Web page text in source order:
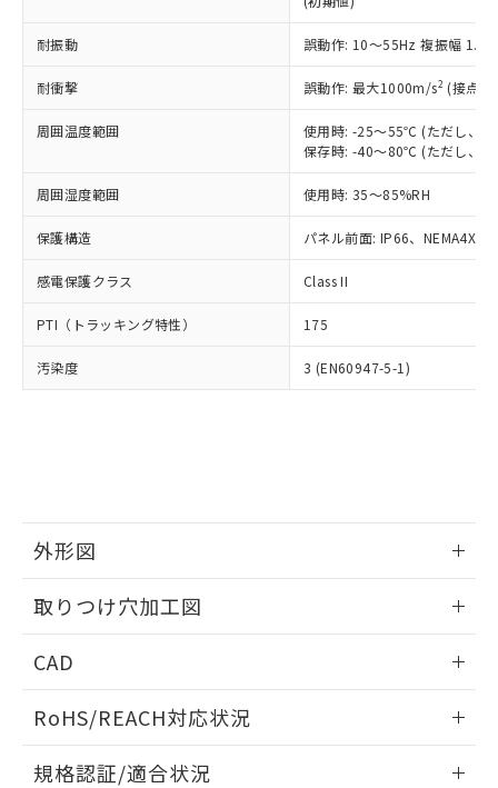
耐振動 誤動作: 10～55Hz 複振幅
耐衝撃 誤動作: 最大1000m/s2 (接点
周囲温度範囲
使用時: -25～55℃ (ただし、氷
保存時: -40～80℃ (ただし、氷
周囲湿度範囲 使用時: 35～85%RH
保護構造 パネル前面: IP66、NEMA4X,
感電保護クラス Class II
PTI（トラッキング特性） 175
汚染度 3 (EN60947-5-1)
外形図
取りつけ穴加工図
CAD
ドすることができます。
RoHS/REACH対応状況
規格認証/適合状況
正式な納期状況および標準価格はお客
様のお取引先、またはお客様担当のオ
オムロン制御機器販売店や当社販売拠
販売ネットワーク
」をご確認
在庫状況および標準価格結果を当社の
事前の承諾なく第三者に漏洩または開
示しないようお願いします。
マイパーツ機能（部品リスト作成サー
ビス）をご利用いただくには、I-Web
メンバーズにご登録されている必要が
あります。
登録された部品リストについて、当社
の共同利用に関して"
の「1.共同利
(PBDE) 1000ppm以下、フタル酸ビス(2-エチルヘキシ
ル) (DEHP)(別名：DOP) 1000ppm以下、フタル酸ブチ
ルベンジル（BBP） 1000ppm以下、フタル酸ジブチル
（DBP） 1000ppm以下、フタル酸ジイソブチル
但し、RoHS指令で産業用監視および制御機器に対する
フタル酸エステル類の４物質については閾値を超える意
図的な使用がないことを確認しています。
※2 対応予定月
部品在庫の切り替え状況などにより、予定
月が前後することがあります。
※3 非含有証明書ダウンロード
るもので、過去に遡って非含有を証明する
ものではありません。
また、RoHS指令のフタル酸エステル類４
既に当社にて対応品への在庫切替を完了
していることから、特段のことがない限
り、2022年1月12日より割愛しておりま
す。
ニル類) : 1000ppm、 PBDEs(ポリ臭化ジフェニルエーテ
DBP(フタル酸ジブチル) : 1000ppm、 DIBP(フタル酸ジ
DEHP(フタル酸ビス(2-エチルヘキシル)) : 1000ppm
「ｅ」：有害物質（10物質）のすべてが基
準値以下であることを示します。
「10」：通常の使用状況下において有害物
質が外部に漏えいし、環境に深刻な影響を
及ぼさない年数を意味します。
「－」：未確認です。当社販売部門へお問
当社は規制貨物を破棄する場合は、完
全に破砕するなど、違法に輸出されな
いよう必要な手段を講じます。
当社は貴社製品を、核兵器、ミサイ
ル、化学兵器、生物兵器またはその他
武器並びにこれらの製造装置等に一切
当社は、貴社製品を第三者に販売する
場合は、上記1、2および3の内容を当
該第三者に通知します。また当社は、
販売先および販売に係わる関係者が違
法に輸出するおそれがある場合は、取
り引きをいたしません。
一定数以上の在庫あり
一定数には満たないが在庫あり
いては、お客様のお取引先、ま
たはお客様担当のオムロン制御
機器販売店・当社販売員にご確
白
受注生産機種、また在庫状況の
情報を公開していない機種